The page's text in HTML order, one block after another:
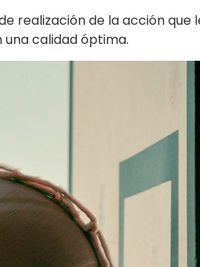
realización de la acción que
calidad óptima.